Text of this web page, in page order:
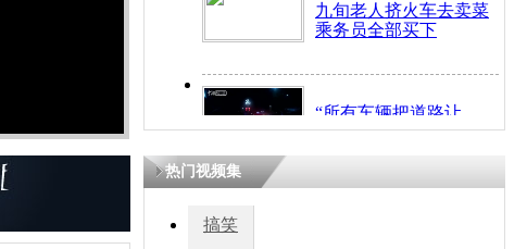
九旬老人挤火车去卖菜
乘务员全部买下
“所有车辆把道路让
开！”儿童突发疾病交
热门视频集
搞笑